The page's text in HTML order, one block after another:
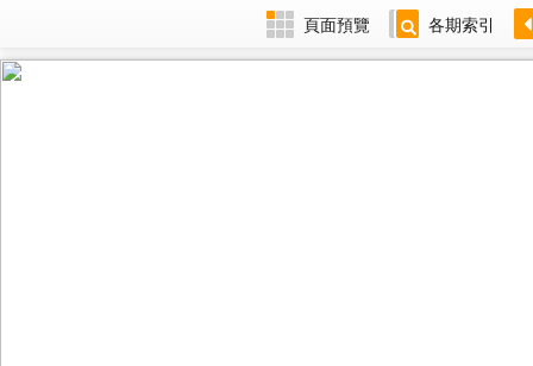
頁面預覽 各期索引